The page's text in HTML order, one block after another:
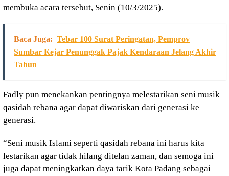
membuka acara tersebut, Senin (10/3/2025).
Baca Juga: Tebar 100 Surat Peringatan, Pemprov
Sumbar Kejar Penunggak Pajak Kendaraan Jelang Akhir
Tahun
Fadly pun menekankan pentingnya melestarikan seni musik
qasidah rebana agar dapat diwariskan dari generasi ke
generasi.
“Seni musik Islami seperti qasidah rebana ini harus kita
lestarikan agar tidak hilang ditelan zaman, dan semoga ini
juga dapat meningkatkan daya tarik Kota Padang sebagai